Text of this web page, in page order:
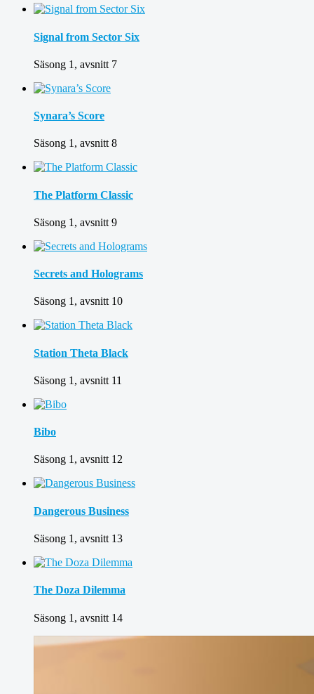
Signal from Sector Six
Säsong 1, avsnitt 7
Synara’s Score
Säsong 1, avsnitt 8
The Platform Classic
Säsong 1, avsnitt 9
Secrets and Holograms
Säsong 1, avsnitt 10
Station Theta Black
Säsong 1, avsnitt 11
Bibo
Säsong 1, avsnitt 12
Dangerous Business
Säsong 1, avsnitt 13
The Doza Dilemma
Säsong 1, avsnitt 14